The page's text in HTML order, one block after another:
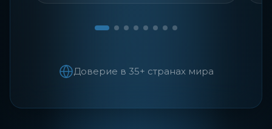
Доверие в 35+ странах мира